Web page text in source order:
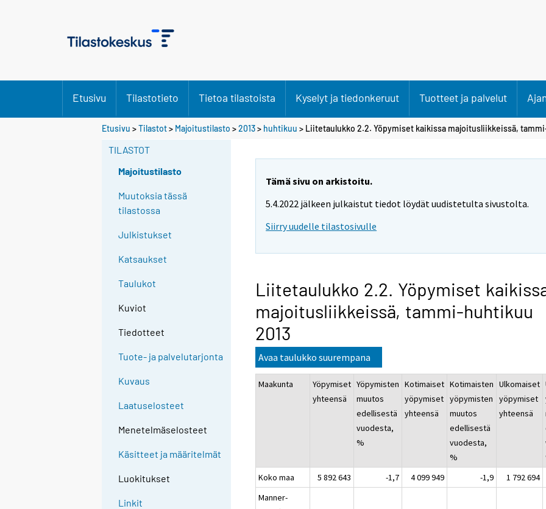
Etusivu Tilastotieto Tietoa tilastoista Kyselyt ja tiedonkeruut Tuotteet ja palvelut
Etusivu >Tilastot> Majoitustilasto >2013> huhtikuu > Liitetaulukko 2.2. Yöpymiset kaikissa majoitusliikkeissä,
TILASTOT
Majoitustilasto
Muutoksia tässä
tilastossa
Julkistukset
Katsaukset
Taulukot
Kuviot
Tiedotteet
Tuote- ja palvelutarjonta
Kuvaus
Laatuselosteet
Menetelmäselosteet
Käsitteet ja määritelmät
Luokitukset
Linkit
Tämä sivu on arkistoitu.
5.4.2022 jälkeen julkaistut tiedot löydät uudistetulta sivustolta.
Siirry uudelle tilastosivulle
Liitetaulukko 2.2. Yöpymiset
majoitusliikkeissä, tammi-huhtikuu
2013
Avaa taulukko suurempana
Maakunta
Yöpymiset
yhteensä
Yöpymisten
muutos
edellisestä
vuodesta,
%
Kotimaiset
yöpymiset
yhteensä
Kotimaisten
yöpymisten
muutos
edellisestä
vuodesta,
%
Ulkomaiset
yöpymiset
yhteensä
Koko maa
5 892 643 -1,7 4 099 949 -1,9 1 792 694
Manner-